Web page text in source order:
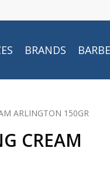
BRANDS
ARLINGTON 150GR
CREAM